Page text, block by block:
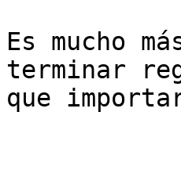
Es mucho
terminar